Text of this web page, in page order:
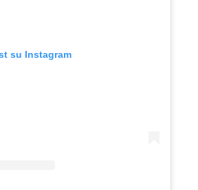
su Instagram